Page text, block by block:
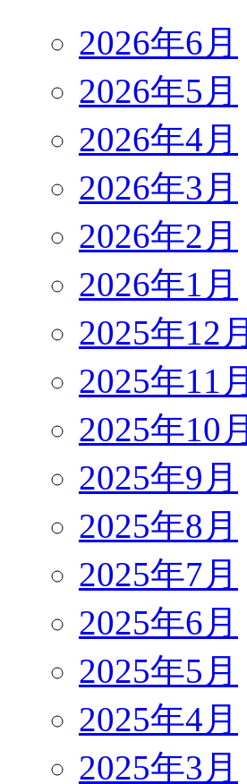
2026年6月
2026年5月
2026年4月
2026年3月
2026年2月
2026年1月
2025年12月
2025年11月
2025年10月
2025年9月
2025年8月
2025年7月
2025年6月
2025年5月
2025年4月
2025年3月